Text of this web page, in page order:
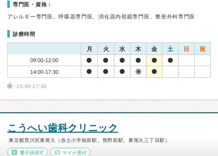
専門医・資格：
アレルギー専門医、呼吸器専門医、消化器内視鏡専門医、整形外科専門医
診療時間
月 火 水 木 金 土 日 祝
09:00-12:00
14:00-17:30
15:00-17:30
こうへい歯科クリニック
東京都荒川区東尾久（赤土小学校前駅、熊野前駅、東尾久三丁目駅）
電子決済可 マイナ受付